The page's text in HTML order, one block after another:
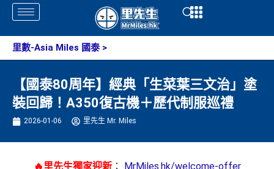
Skip
content
Open
里數-Asia Miles 國泰>
【國泰80周年】經典「生菜葉三文治」塗
裝回歸！A350復古機＋歷代制服巡禮
2026-01-06 里先生 Mr. Miles
🔥里先生獨家迎新： MrMiles.hk/welcome-offer